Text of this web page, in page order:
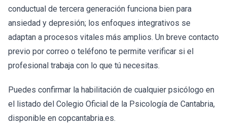
conductual de tercera generación funciona bien para
ansiedad y depresión; los enfoques integrativos se
adaptan a procesos vitales más amplios. Un breve contacto
previo por correo o teléfono te permite verificar si el
profesional trabaja con lo que tú necesitas.
Puedes confirmar la habilitación de cualquier psicólogo en
el listado del Colegio Oficial de la Psicología de Cantabria,
disponible en copcantabria.es.